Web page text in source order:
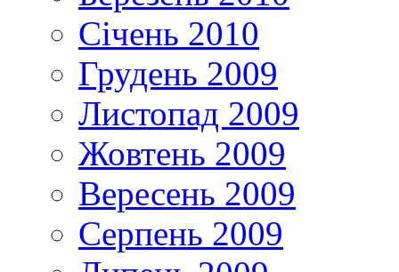
Січень 2010
Грудень 2009
Листопад 2009
Жовтень 2009
Вересень 2009
Серпень 2009